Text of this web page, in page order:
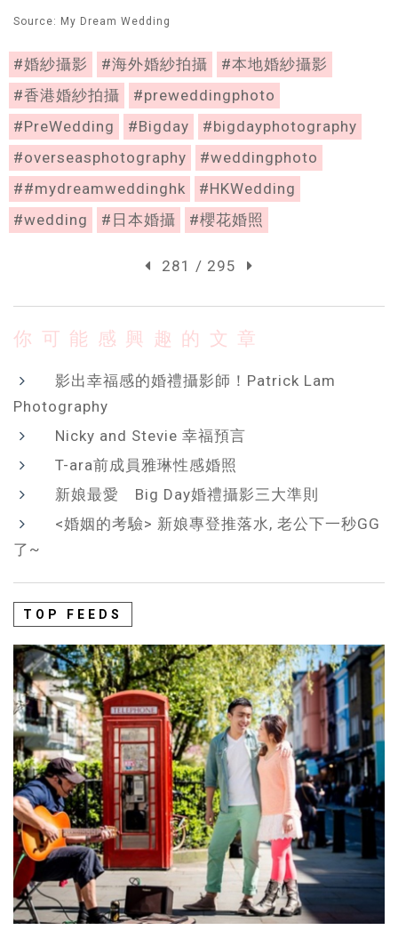
Source: My Dream Wedding
#婚紗攝影 #海外婚紗拍攝
#本地婚紗攝影
#香港婚紗拍攝
#preweddingphoto
#PreWedding
#Bigday
#bigdayphotography
#overseasphotography
#weddingphoto
##mydreamweddinghk
#HKWedding
#wedding
#日本婚攝 #櫻花婚照
281 / 295
你可能感興趣的文章
影出幸福感的婚禮攝影師！Patrick Lam
Photography
Nicky and Stevie 幸福預言
T-ara前成員雅琳性感婚照
新娘最愛 Big Day婚禮攝影三大準則
<婚姻的考驗> 新娘專登推落水, 老公下一秒GG
了~
TOP FEEDS